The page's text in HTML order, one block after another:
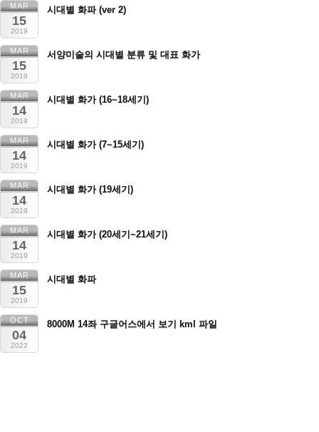
MAR
15
2019
시대별 화파 (ver 2)
MAR
15
2019
서양미술의 시대별 분류 및 대표 화가
MAR
14
2019
시대별 화가 (16~18세기)
MAR
14
2019
시대별 화가 (7~15세기)
MAR
14
2019
시대별 화가 (19세기)
MAR
14
2019
시대별 화가 (20세기~21세기)
MAR
15
2019
시대별 화파
OCT
04
2022
8000M 14좌 구글어스에서 보기 kml 파일